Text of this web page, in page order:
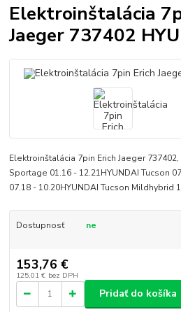
Elektroinštalácia
Jaeger 737402
Elektroinštalácia 7pin Erich Jaeger
Sportage 01.16 - 12.21HYUNDAI Tucson
07.18 - 10.20HYUNDAI Tucson Mildhybrid
Dostupnosť ne
153,76 €
125,01 € bez DPH
Pridať do košíka